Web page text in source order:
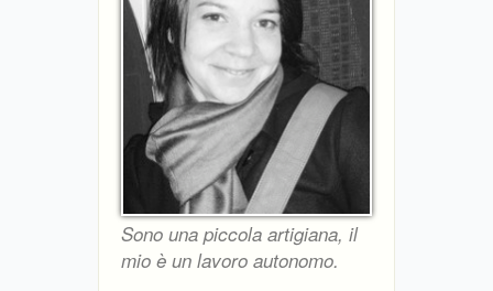
Sono una piccola artigiana, il
mio è un lavoro autonomo.